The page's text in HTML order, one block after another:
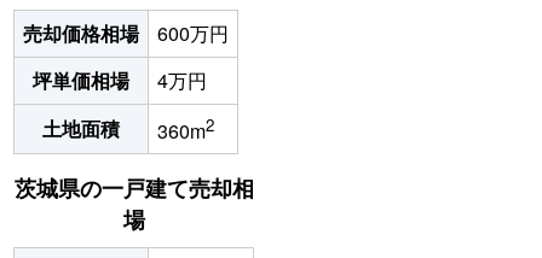
売却価格相場
600万円
坪単価相場
4万円
土地面積
360m2
茨城県の一戸建て売却相
場